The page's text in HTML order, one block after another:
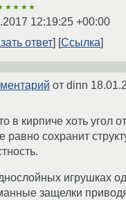
12:19:25 +00:00
ответ
Ссылка
от dinn
в кирпиче хоть угол
равно сохранит
игрушках
защелки